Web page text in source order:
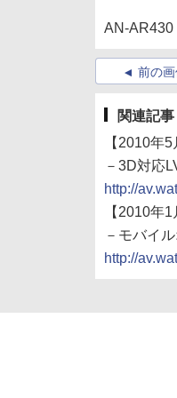
AN-AR430
前の画
関連記事
【2010年
－3D対応
http://
【2010年
－モバイ
http://